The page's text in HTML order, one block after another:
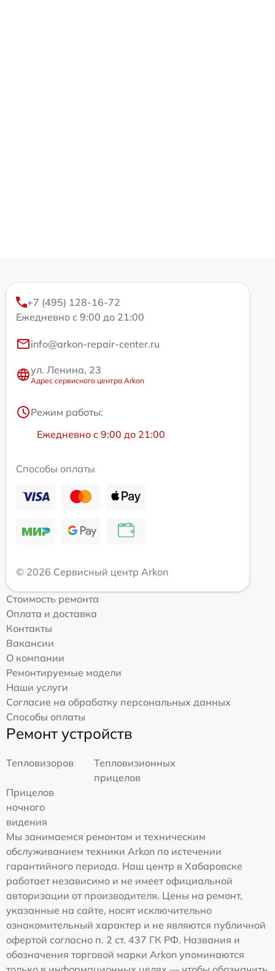
+7 (495) 128-16-72
Ежедневно с 9:00 до 21:00
info@arkon-repair-center.ru
ул. Ленина, 23
Адрес сервисного центра Arkon
Режим работы:
Ежедневно с 9:00 до 21:00
Способы оплаты
© 2026 Сервисный центр Arkon
Стоимость ремонта
Оплата и доставка
Контакты
Вакансии
О компании
Ремонтируемые модели
Наши услуги
Согласие на обработку персональных данных
Способы оплаты
Ремонт устройств
Тепловизоров
Тепловизионных
прицелов
Прицелов
ночного
видения
Мы занимаемся ремонтом и техническим
обслуживанием техники Arkon по истечении
гарантийного периода. Наш центр в Хабаровске
работает независимо и не имеет официальной
авторизации от производителя. Цены на ремонт,
указанные на сайте, носят исключительно
ознакомительный характер и не являются публичной
офертой согласно п. 2 ст. 437 ГК РФ. Названия и
обозначения торговой марки Arkon упоминаются